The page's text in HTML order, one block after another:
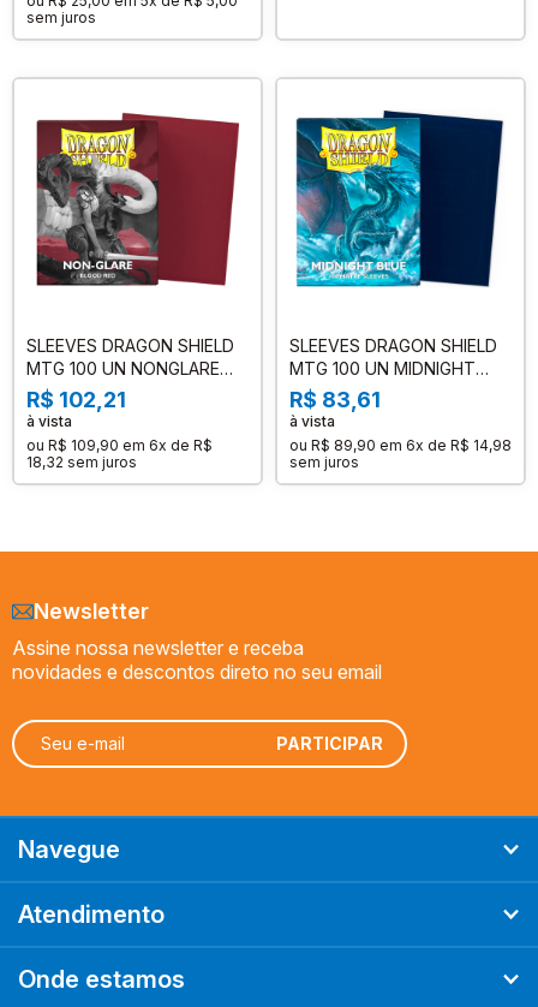
sem juros
SLEEVES DRAGON SHIELD
MTG 100 UN NONGLARE
BLOOD RED MATTE
R$ 102,21
à vista
ou R$ 109,90 em 6x de R$
18,32 sem juros
SLEEVES DRAGON SHIELD
MTG 100 UN MIDNIGHT
BLUE MATTE
R$ 83,61
à vista
ou R$ 89,90 em 6x de R$ 14,98
sem juros
Newsletter
Assine nossa newsletter e receba
novidades e descontos direto no seu email
Navegue
Atendimento
Onde estamos